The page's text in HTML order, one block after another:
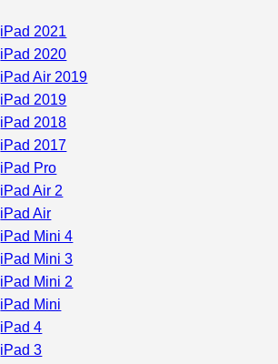
iPad 2021
iPad 2020
iPad Air 2019
iPad 2019
iPad 2018
iPad 2017
iPad Pro
iPad Air 2
iPad Air
iPad Mini 4
iPad Mini 3
iPad Mini 2
iPad Mini
iPad 4
iPad 3